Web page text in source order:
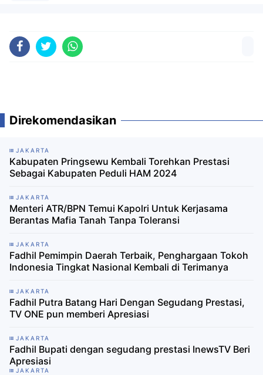
Direkomendasikan
JAKARTA
Kabupaten Pringsewu Kembali Torehkan Prestasi
Sebagai Kabupaten Peduli HAM 2024
JAKARTA
Menteri ATR/BPN Temui Kapolri Untuk Kerjasama
Berantas Mafia Tanah Tanpa Toleransi
JAKARTA
Fadhil Pemimpin Daerah Terbaik, Penghargaan Tokoh
Indonesia Tingkat Nasional Kembali di Terimanya
JAKARTA
Fadhil Putra Batang Hari Dengan Segudang Prestasi,
TV ONE pun memberi Apresiasi
JAKARTA
Fadhil Bupati dengan segudang prestasi InewsTV Beri
Apresiasi
JAKARTA